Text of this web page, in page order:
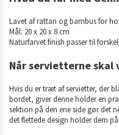
Lavet af rattan og bambus for
Mål: 20 x 20 x 8 cm
Naturfarvet finish passer til
Når servietterne
Hvis du er træt af servietter, der
bordet, giver denne holder en
sektion på den ene side gør det
det flettede design holder dem